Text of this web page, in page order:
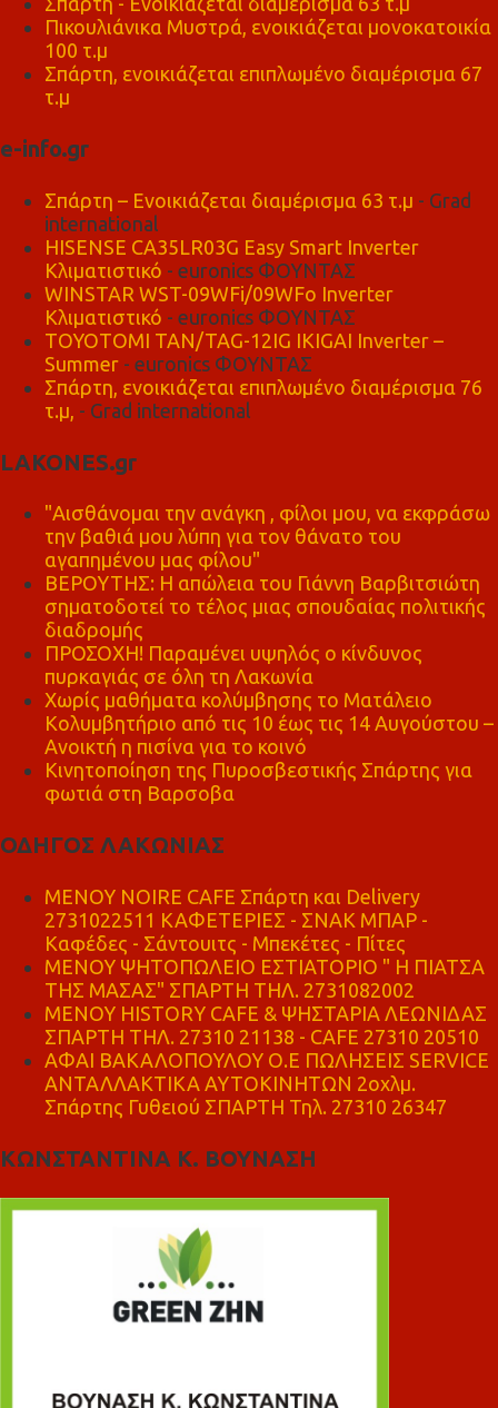
Πικουλιάνικα Μυστρά, ενοικιάζεται μονοκατοικία
100 τ.μ
Σπάρτη, ενοικιάζεται επιπλωμένο διαμέρισμα 67
τ.μ
e-info.gr
Σπάρτη – Ενοικιάζεται διαμέρισμα 63 τ.μ - Grad
international
HISENSE CA35LR03G Easy Smart Inverter
Κλιματιστικό - euronics ΦΟΥΝΤΑΣ
WINSTAR WST-09WFi/09WFo Inverter
Κλιματιστικό - euronics ΦΟΥΝΤΑΣ
TOYOTOMI TAN/TAG-12IG IKIGAI Inverter –
Summer - euronics ΦΟΥΝΤΑΣ
Σπάρτη, ενοικιάζεται επιπλωμένο διαμέρισμα 76
τ.μ, - Grad international
LAKONES.gr
"Αισθάνομαι την ανάγκη , φίλοι μου, να εκφράσω
την βαθιά μου λύπη για τον θάνατο του
αγαπημένου μας φίλου"
ΒΕΡΟΥΤΗΣ: Η απώλεια του Γιάννη Βαρβιτσιώτη
σηματοδοτεί το τέλος μιας σπουδαίας πολιτικής
διαδρομής
ΠΡΟΣΟΧΗ! Παραμένει υψηλός ο κίνδυνος
πυρκαγιάς σε όλη τη Λακωνία
Χωρίς μαθήματα κολύμβησης το Ματάλειο
Κολυμβητήριο από τις 10 έως τις 14 Αυγούστου –
Ανοικτή η πισίνα για το κοινό
Κινητοποίηση της Πυροσβεστικής Σπάρτης για
φωτιά στη Βαρσοβα
ΟΔΗΓΟΣ ΛΑΚΩΝΙΑΣ
MENOY NOIRE CAFE Σπάρτη και Delivery
2731022511 ΚΑΦΕΤΕΡΙΕΣ - ΣΝΑΚ ΜΠΑΡ -
Καφέδες - Σάντουιτς - Μπεκέτες - Πίτες
ΜΕΝΟΥ ΨΗΤΟΠΩΛΕΙΟ ΕΣΤΙΑΤΟΡΙΟ " Η ΠΙΑΤΣΑ
ΤΗΣ ΜΑΣΑΣ" ΣΠΑΡΤΗ ΤΗΛ. 2731082002
ΜΕΝΟΥ HISTORY CAFE & ΨΗΣΤΑΡΙΑ ΛΕΩΝΙΔΑΣ
ΣΠΑΡΤΗ ΤΗΛ. 27310 21138 - CAFE 27310 20510
ΑΦΑΙ ΒΑΚΑΛΟΠΟΥΛΟΥ Ο.Ε ΠΩΛΗΣΕΙΣ SERVICE
ΑΝΤΑΛΛΑΚΤΙΚΑ ΑΥΤΟΚΙΝΗΤΩΝ 2οχλμ.
Σπάρτης Γυθειού ΣΠΑΡΤΗ Τηλ. 27310 26347
ΚΩΝΣΤΑΝΤΙΝΑ Κ. ΒΟΥΝΑΣΗ